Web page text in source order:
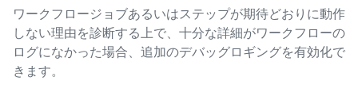
ワークフロージョブあるいはステップが期待どおりに動作
しない理由を診断する上で、十分な詳細がワークフローの
ログになかった場合、追加のデバッグロギングを有効化で
きます。